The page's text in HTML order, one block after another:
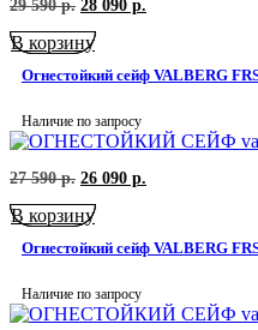
29 590р. Первоначальная
составляла
590
28 090 р.
р..
В корзину
Огнестойкий сейф VALBERG
Наличие по запросу
27 590р. Первоначальная
составляла
590
26 090 р.
р..
В корзину
Огнестойкий сейф VALBERG
Наличие по запросу